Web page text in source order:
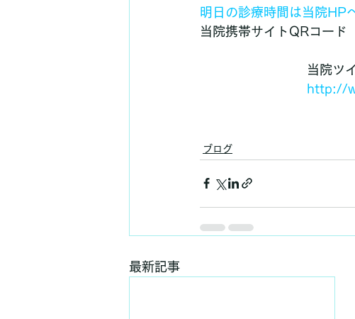
明日の診療時間は当院HP
当院携帯サイトQRコード
当院ツ
http://
ブログ
最新記事